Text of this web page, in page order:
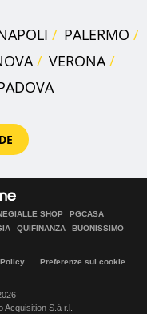
PALERMO
VERONA
SHOP
PGCASA
QUIFINANZA
BUONISSIMO
Preferenze sui cookie
S.á r.l.